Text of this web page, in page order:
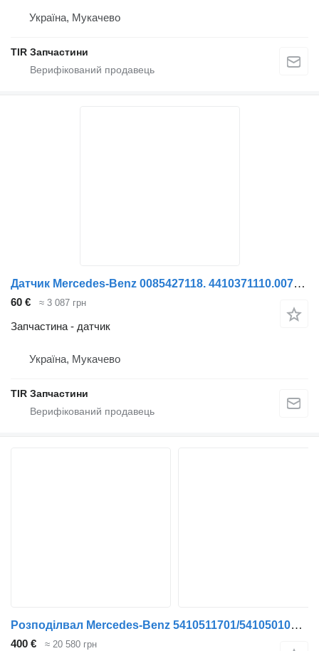
Україна, Мукачево
TIR Запчастини
Датчик Mercedes-Benz 0085427118. 4410371110.0075422418 до вантажівки Knorr-Bremse ACTROS MP4
60 € ≈ 3 087 грн
Запчастина - датчик
Україна, Мукачево
TIR Запчастини
Розподілвал Mercedes-Benz 5410511701/5410501001 до вантажівки
400 € ≈ 20 580 грн